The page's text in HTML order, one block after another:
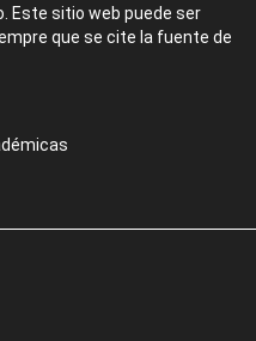
Este sitio web puede ser
que se cite la fuente de